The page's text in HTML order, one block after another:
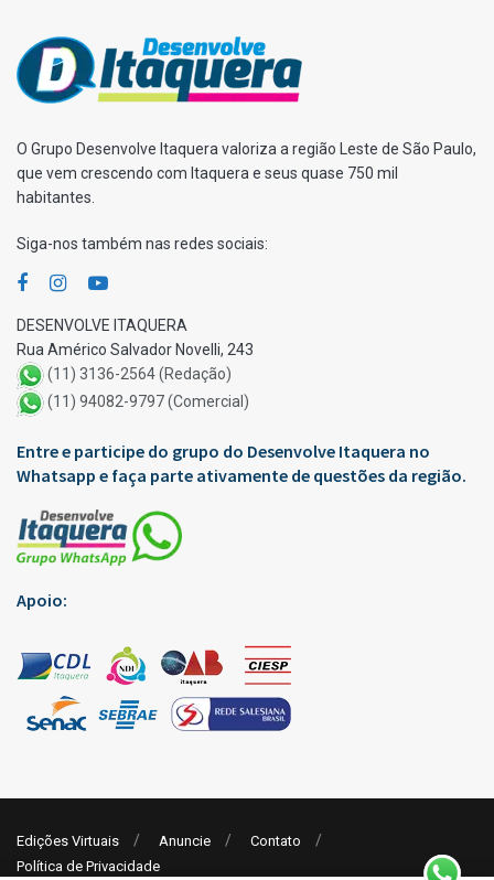
O Grupo Desenvolve Itaquera valoriza a região Leste de São Paulo,
que vem crescendo com Itaquera e seus quase 750 mil
habitantes.
Siga-nos também nas redes sociais:
DESENVOLVE ITAQUERA
Rua Américo Salvador Novelli, 243
(11) 3136-2564 (Redação)
(11) 94082-9797 (Comercial)
Entre e participe do grupo do Desenvolve Itaquera no
Whatsapp e faça parte ativamente de questões da região.
Apoio:
Edições Virtuais Anuncie
Contato
Política de Privacidade